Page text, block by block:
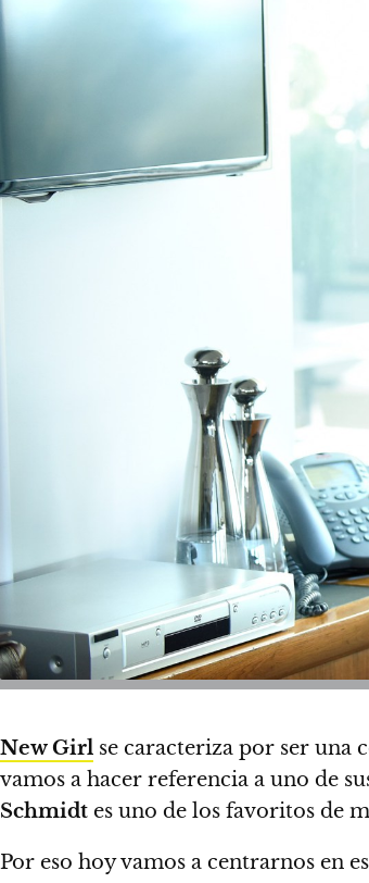
New Girl se caracteriza por ser una
vamos a hacer referencia a uno de
Schmidt es uno de los favoritos de
Por eso hoy vamos a centrarnos en